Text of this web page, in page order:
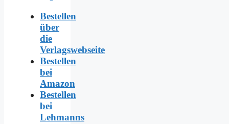
Bestellen
über
die
Verlagswebseite
Bestellen
bei
Amazon
Bestellen
bei
Lehmanns